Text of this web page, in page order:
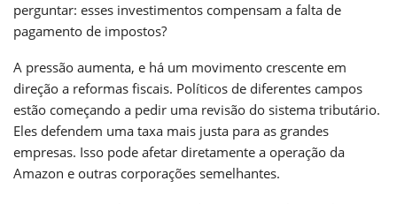
perguntar: esses investimentos compensam a falta de
pagamento de impostos?
A pressão aumenta, e há um movimento crescente em
direção a reformas fiscais. Políticos de diferentes campos
estão começando a pedir uma revisão do sistema tributário.
Eles defendem uma taxa mais justa para as grandes
empresas. Isso pode afetar diretamente a operação da
Amazon e outras corporações semelhantes.